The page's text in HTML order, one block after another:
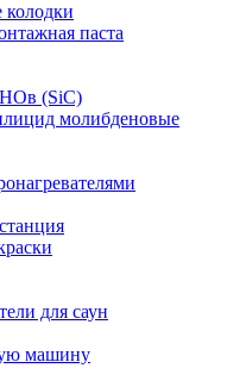
паста
(SiC)
молибденовые
для саун
машину